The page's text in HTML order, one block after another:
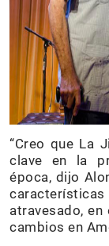
“Creo que La
clave en la
época, dijo
atravesado,
cambios en